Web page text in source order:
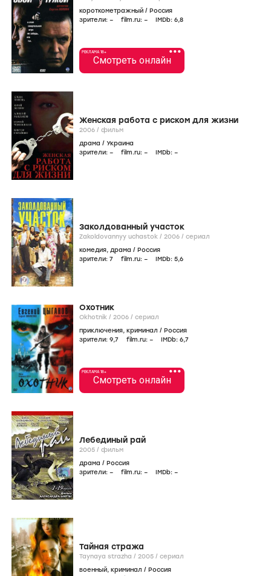
короткометражный / Россия
зрители: – film.ru: – IMDb: 6,8
•••
РЕКЛАМА 18+
Смотреть онлайн
Женская работа с риском для жизни
2006 / фильм
драма / Украина
зрители: – film.ru: – IMDb: –
Заколдованный участок
Zakoldovannyy uchastok / 2006 / сериал
комедия, драма / Россия
зрители: 7 film.ru: – IMDb: 5,6
Охотник
Okhotnik / 2006 / сериал
приключения, криминал / Россия
зрители: 9,7 film.ru: – IMDb: 6,7
•••
РЕКЛАМА 18+
Смотреть онлайн
Лебединый рай
2005 / фильм
драма / Россия
зрители: – film.ru: – IMDb: –
Тайная стража
Taynaya strazha / 2005 / сериал
военный, криминал / Россия